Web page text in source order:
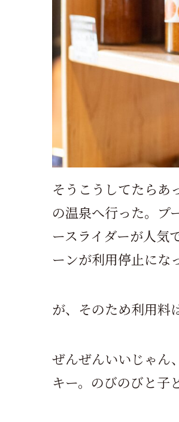
そうこうしてたらあ
の温泉へ行った。プ
ースライダーが人気
ーンが利用停止にな
が、そのため利用料
ぜんぜんいいじゃん
キー。のびのびと子